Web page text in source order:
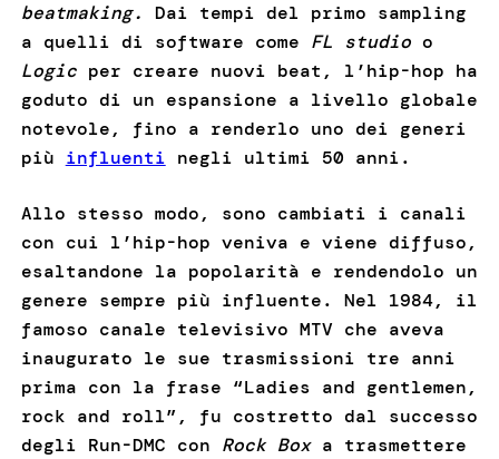
beatmaking.
Dai tempi del primo sampling
a quelli di software come FL studioo
Logicper creare nuovi beat, l’hip-hop ha
goduto di un espansione a livello globale
notevole, fino a renderlo uno dei generi
più influenti negli ultimi 50 anni.
Allo stesso modo, sono cambiati i canali
con cui l’hip-hop veniva e viene diffuso,
esaltandone la popolarità e rendendolo un
genere sempre più influente. Nel 1984, il
famoso canale televisivo MTV che aveva
inaugurato le sue trasmissioni tre anni
prima con la frase “Ladies and gentlemen,
rock and roll”, fu costretto dal successo
degli Run-DMC con Rock Boxa trasmettere